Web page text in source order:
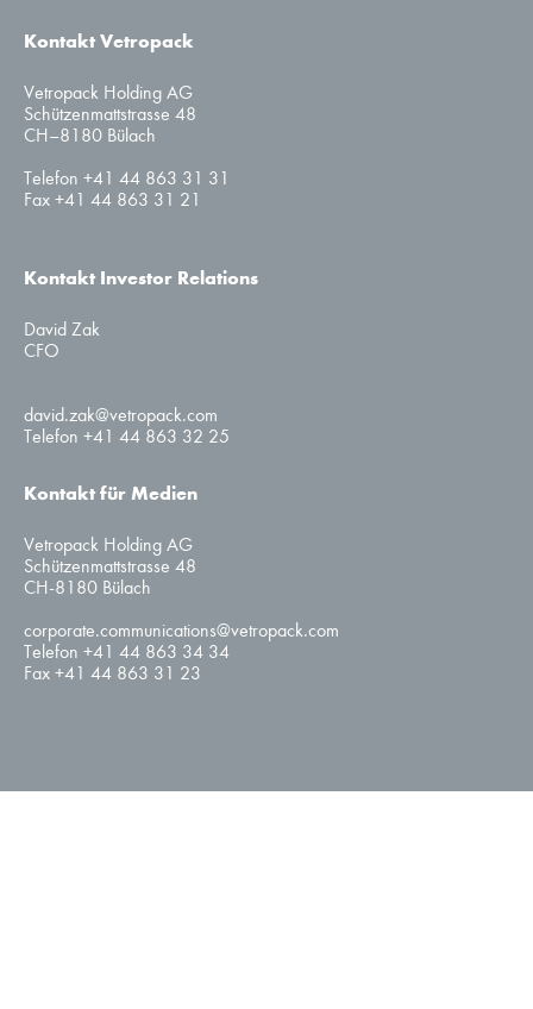
Kontakt Vetropack
Vetropack Holding AG
Schützenmattstrasse 48
CH–8180 Bülach
Telefon +41 44 863 31 31
Fax +41 44 863 31 21
Kontakt Investor Relations
David Zak
CFO
david.zak@vetropack.com
Telefon +41 44 863 32 25
Kontakt für Medien
Vetropack Holding AG
Schützenmattstrasse 48
CH-8180 Bülach
corporate.communications@vetropack.com
Telefon +41 44 863 34 34
Fax +41 44 863 31 23